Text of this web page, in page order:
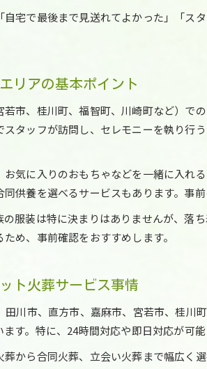
料金が安
うさぎや
ペット火
ペット火
口コミで評判の
ペット火
福岡県筑豊
鞍手町・
筑豊15市町村の
筑豊エリ
宅で最後まで見送れてよかった」「ス
リアの基本ポイント
市、桂川町、福智町、川崎町など）で
タッフが訪問し、セレモニーを執り行
気に入りのおもちゃなどを一緒に入れ
供養を選べるサービスもあります。事
服装は特に決まりはありませんが、落
め、事前確認をおすすめします。
ト火葬サービス事情
川市、直方市、嘉麻市、宮若市、桂川
す。特に、24時間対応や即日対応が可
から合同火葬、立会い火葬まで幅広く